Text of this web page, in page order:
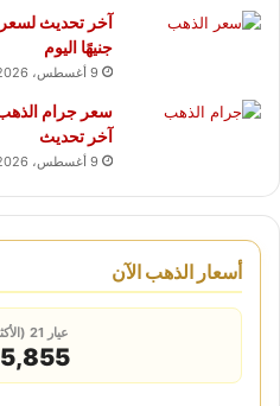
جنيهًا اليوم
9 أغسطس، 2026
آخر تحديث
9 أغسطس، 2026
أسعار الذهب الآن
عيار 21 (الأكثر مبيعاً)
5,855 ج.م